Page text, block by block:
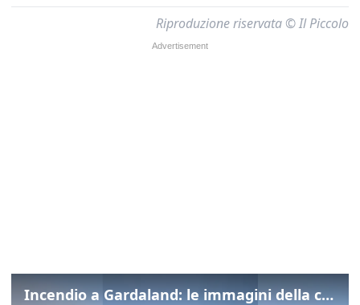
Riproduzione riservata © Il Piccolo
Incendio a Gardaland: le immagini della colonna di fumo